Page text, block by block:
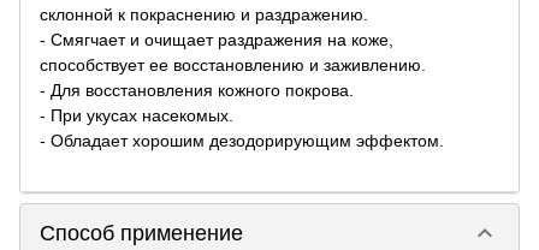
склонной к покраснению и раздражению.
- Смягчает и очищает раздражения на коже,
способствует ее восстановлению и заживлению.
- Для восстановления кожного покрова.
- При укусах насекомых.
- Обладает хорошим дезодорирующим эффектом.
Способ применение keyboard_arrow_down